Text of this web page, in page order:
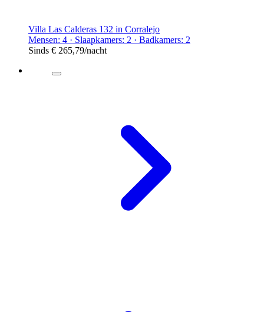
Villa Las Calderas 132 in Corralejo
Mensen: 4 · Slaapkamers: 2 · Badkamers: 2
Sinds € 265,79/nacht